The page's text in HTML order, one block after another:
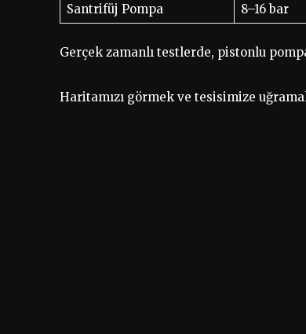
Santrifüj Pompa
8–16 bar
Gerçek zamanlı testlerde, pistonlu
Haritamızı görmek ve tesisimize